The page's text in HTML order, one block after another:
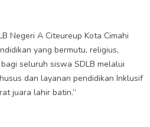
Negeri A Citeureup Kota Cimahi
yang bermutu, religius,
seluruh siswa SDLB melalui
dan layanan pendidikan Inklusif
juara lahir batin.”